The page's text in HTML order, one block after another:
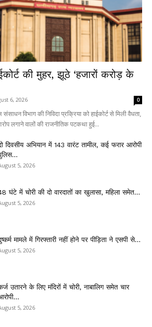
की मुहर, झूठे ‘हजारों करोड़ के
6, 2026 0
विभाग की निविदा प्रक्रिया को हाईकोर्ट से मिली वैधता,
लगाने वालों की राजनीतिक पटकथा हुई...
दिवसीय अभियान में 143 वारंट तामील, कई फरार आरोपी
5, 2026
घंटे में चोरी की दो वारदातों का खुलासा, महिला समेत...
5, 2026
मामले में गिरफ्तारी नहीं होने पर पीड़िता ने एसपी से...
5, 2026
उतारने के लिए मंदिरों में चोरी, नाबालिग समेत चार
5, 2026